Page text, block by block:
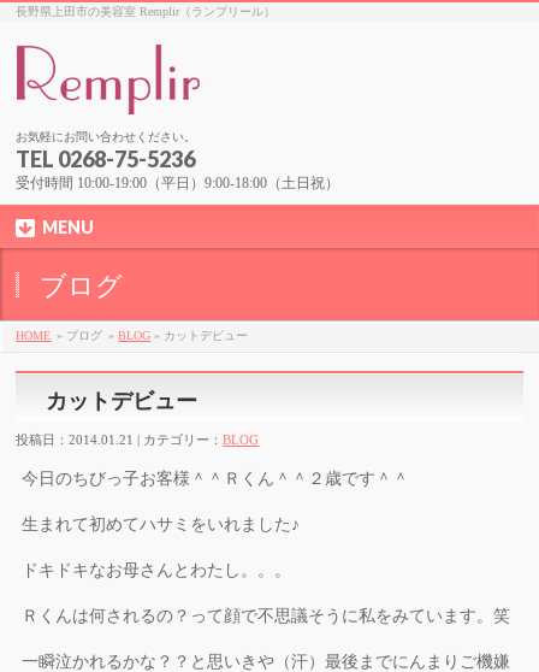
長野県上田市の美容室 Remplir（ランプリール）
お気軽にお問い合わせください。
TEL 0268-75-5236
受付時間 10:00-19:00（平日）9:00-18:00（土日祝）
MENU
ブログ
HOME » ブログ »BLOG » カットデビュー
カットデビュー
投稿日：2014.01.21 | カテゴリー：BLOG
今日のちびっ子お客様＾＾Ｒくん＾＾２歳です＾＾
生まれて初めてハサミをいれました♪
ドキドキなお母さんとわたし。。。
Ｒくんは何されるの？って顔で不思議そうに私をみています。笑
一瞬泣かれるかな？？と思いきや（汗）最後までにんまりご機嫌